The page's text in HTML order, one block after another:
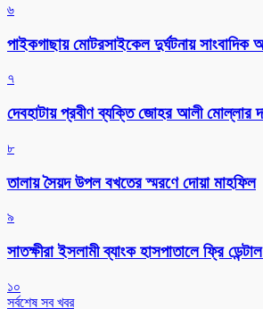
৬
পাইকগাছায় মোটরসাইকেল দুর্ঘটনায় সাংবাদিক
৭
দেবহাটায় প্রবীণ ব্যক্তি জোহর আলী মোল্লার
৮
তালায় সৈয়দ উপল বখতের স্মরণে দোয়া মাহফিল
৯
সাতক্ষীরা ইসলামী ব্যাংক হাসপাতালে ফ্রি
১০
সর্বশেষ সব খবর